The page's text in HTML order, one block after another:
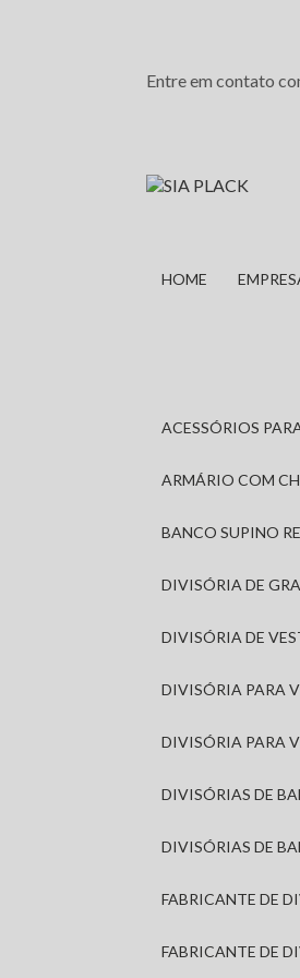
Entre em contato
HOME
ACESSÓRIOS
ARMÁRIO COM
BANCO SUPINO
DIVISÓRIA DE
DIVISÓRIA DE
DIVISÓRIA PARA
DIVISÓRIA PARA
DIVISÓRIAS DE
DIVISÓRIAS DE
FABRICANTE DE
FABRICANTE DE